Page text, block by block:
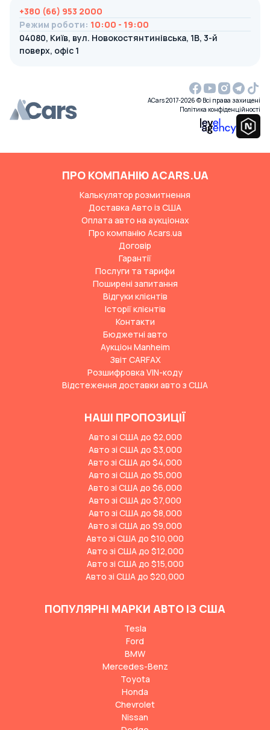
+380 (66) 953 2000
Режим роботи: 10:00 - 19:00
04080, Київ, вул. Новокостянтинівська, 1В, 3-й
поверх, офіс 1
ACars 2017-2026 © Всі права захищені
Політика конфіденційності
ПРО КОМПАНІЮ ACARS.UA
Калькулятор розмитнення
Доставка Авто із США
Оплата авто на аукціонах
Про компанію Acars.ua
Договір
Гарантії
Послуги та тарифи
Поширені запитання
Відгуки клієнтів
Історії клієнтів
Контакти
Бюджетні авто
Аукціон Manheim
Звіт CARFAX
Розшифровка VIN-коду
Відстеження доставки авто з США
НАШІ ПРОПОЗИЦІЇ
Авто зі США до $2,000
Авто зі США до $3,000
Авто зі США до $4,000
Авто зі США до $5,000
Авто зі США до $6,000
Авто зі США до $7,000
Авто зі США до $8,000
Авто зі США до $9,000
Авто зі США до $10,000
Авто зі США до $12,000
Авто зі США до $15,000
Авто зі США до $20,000
ПОПУЛЯРНІ МАРКИ АВТО ІЗ США
Tesla
Ford
BMW
Mercedes-Benz
Toyota
Honda
Chevrolet
Nissan